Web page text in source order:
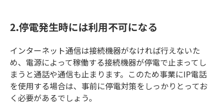
2.停電発生時には利用不可になる
インターネット通信は接続機器がなければ行えないた
め、電源によって稼働する接続機器が停電で止まってし
まうと通話や通信も止まります。このため事業にIP電話
を使用する場合は、事前に停電対策をしっかりとってお
く必要があるでしょう。